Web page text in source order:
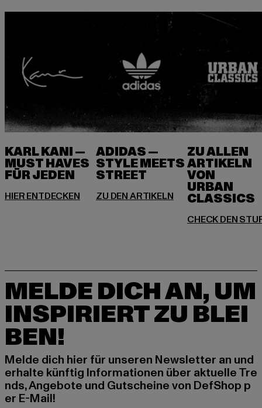
KARL KANI —
MUST HAVES
FÜR JEDEN
ADIDAS —
STYLE MEETS
ZU ALLEN
ARTIKELN
VON
URBAN
MELDE DICH AN, UM
INSPIRIERT ZU BLEI
BEN!
Melde dich hier für unseren Newsletter an und
erhalte künftig Informationen über aktuelle Tre
nds, Angebote und Gutscheine von DefShop p
er E-Mail!